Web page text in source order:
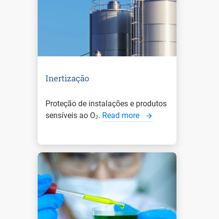
Inertização
Proteção de instalações e produtos
sensíveis ao O₂. Read more